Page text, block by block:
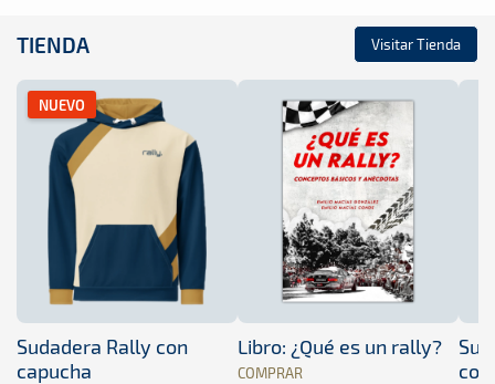
TIENDA Visitar Tienda
NUEVO
Sudadera Rally con
capucha
Libro: ¿Qué es un rally?
COMPRAR